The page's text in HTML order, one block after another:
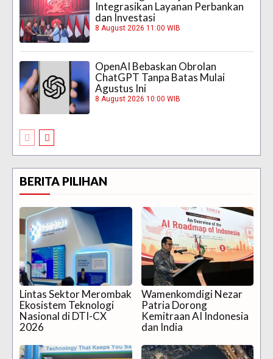
Integrasikan Layanan Perbankan
dan Investasi
8 August 2026 11:00 WIB
OpenAI Bebaskan Obrolan
ChatGPT Tanpa Batas Mulai
Agustus Ini
8 August 2026 10:00 WIB
BERITA PILIHAN
Lintas Sektor Merombak
Ekosistem Teknologi
Nasional di DTI-CX
2026
Wamenkomdigi Nezar
Patria Dorong
Kemitraan AI Indonesia
dan India